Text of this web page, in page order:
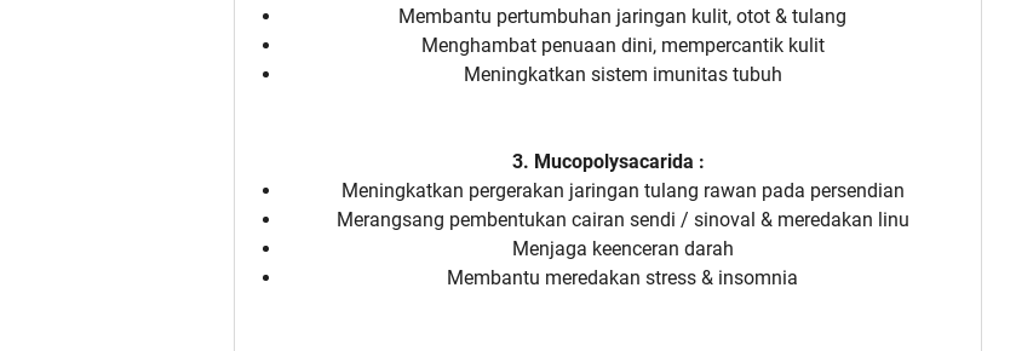
Membantu pertumbuhan jaringan kulit, otot & tulang
Menghambat penuaan dini, mempercantik kulit
Meningkatkan sistem imunitas tubuh
3. Mucopolysacarida :
Meningkatkan pergerakan jaringan tulang rawan pada persendian
Merangsang pembentukan cairan sendi / sinoval & meredakan linu
Menjaga keenceran darah
Membantu meredakan stress & insomnia